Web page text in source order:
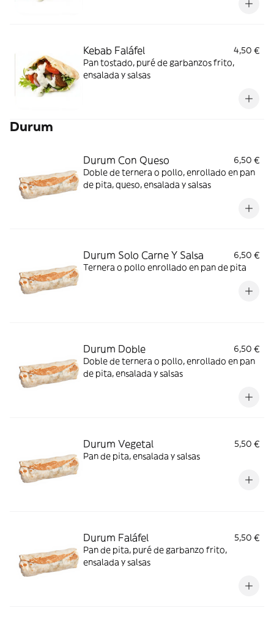
Kebab Faláfel
4,50 €
Pan tostado, puré de garbanzos frito,
ensalada y salsas
Durum
Durum Con Queso
6,50 €
Doble de ternera o pollo, enrollado en pan
de pita, queso, ensalada y salsas
Durum Solo Carne Y Salsa
6,50 €
Ternera o pollo enrollado en pan de pita
Durum Doble
6,50 €
Doble de ternera o pollo, enrollado en pan
de pita, ensalada y salsas
Durum Vegetal
5,50 €
Pan de pita, ensalada y salsas
Durum Faláfel
5,50 €
Pan de pita, puré de garbanzo frito,
ensalada y salsas